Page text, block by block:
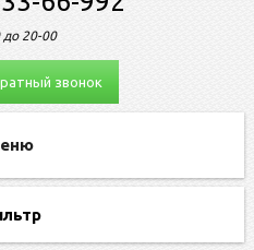
до 20-00
звонок